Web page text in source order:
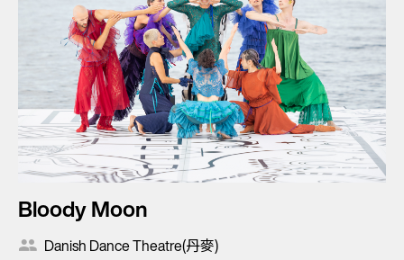
Bloody Moon
Danish Dance Theatre(丹麥)